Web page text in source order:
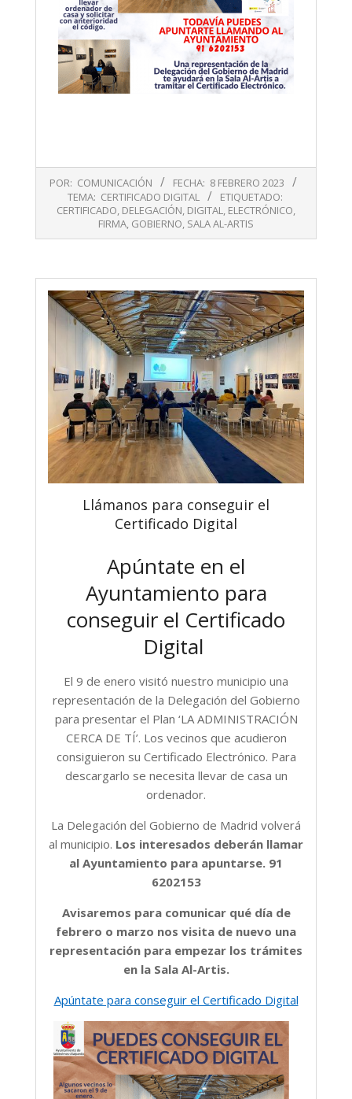
02-
POR: COMUNICACIÓN FECHA: 8 FEBRERO 2023
TEMA: CERTIFICADO DIGITAL
ETIQUETADO:
CERTIFICADO, DELEGACIÓN, DIGITAL, ELECTRÓNICO,
FIRMA, GOBIERNO, SALA AL-ARTIS
Llámanos para conseguir el
Certificado Digital
Apúntate en el
Ayuntamiento para
conseguir el Certificado
Digital
El 9 de enero visitó nuestro municipio una
representación de la Delegación del Gobierno
para presentar el Plan ‘LA ADMINISTRACIÓN
CERCA DE TÍ’. Los vecinos que acudieron
consiguieron su Certificado Electrónico. Para
descargarlo se necesita llevar de casa un
ordenador.
La Delegación del Gobierno de Madrid volverá
al municipio. Los interesados deberán llamar
al Ayuntamiento para apuntarse. 91
6202153
Avisaremos para comunicar qué día de
febrero o marzo nos visita de nuevo una
representación para empezar los trámites
en la Sala Al-Artis.
Apúntate para conseguir el Certificado Digital